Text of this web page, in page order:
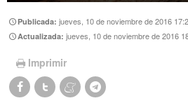
Publicada:jueves, 10 de noviembre de 2016
Actualizada:jueves, 10 de noviembre de 2016
Imprimir